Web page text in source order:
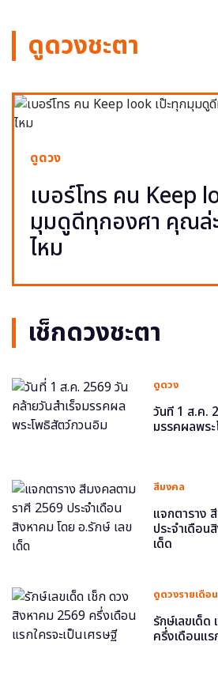
ดูดวงชะตา
ดูดวง
เบอร์โทร คน Keep
มุมดูดีทุกองศา คุณล่
ไหม
เช็กดวงชะตา
ดูดวง
วันที่ 1 ส.ค.
มรรคผลพร
สีมงคล
แจกตาราง
ประจำเดือน
เด็ด
ดูดวงรายเดือน
รักษ์เลขเด็
ครึ่งเดือนแร